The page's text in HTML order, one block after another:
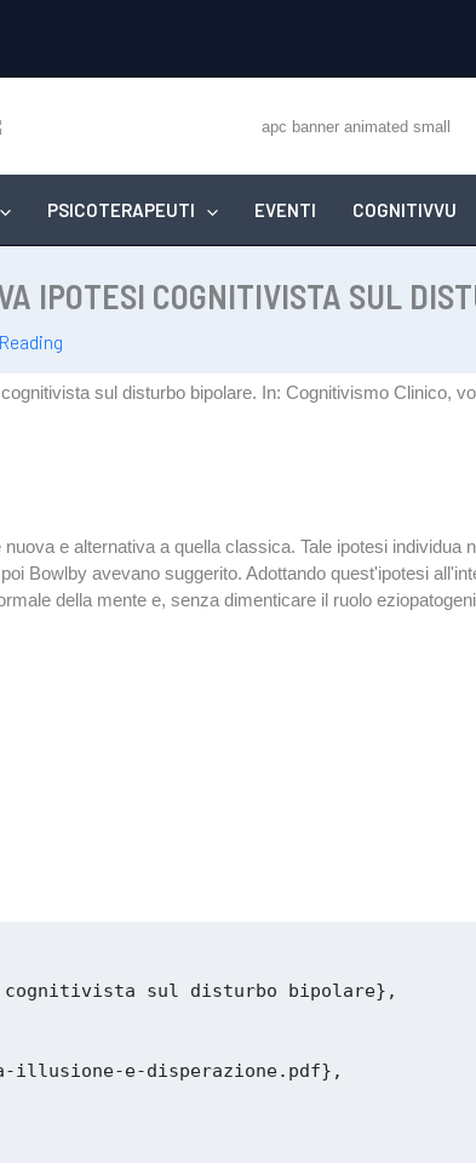
PSICOTERAPEUTI EVENTI COGNITIVVU
IPOTESI COGNITIVISTA SUL
sul disturbo bipolare. In: Cognitivismo Clinico,
e alternativa a quella classica. Tale ipotesi individua
Bowlby avevano suggerito. Adottando quest'ipotesi
della mente e, senza dimenticare il ruolo
sul disturbo bipolare},
illusione-e-disperazione.pdf},